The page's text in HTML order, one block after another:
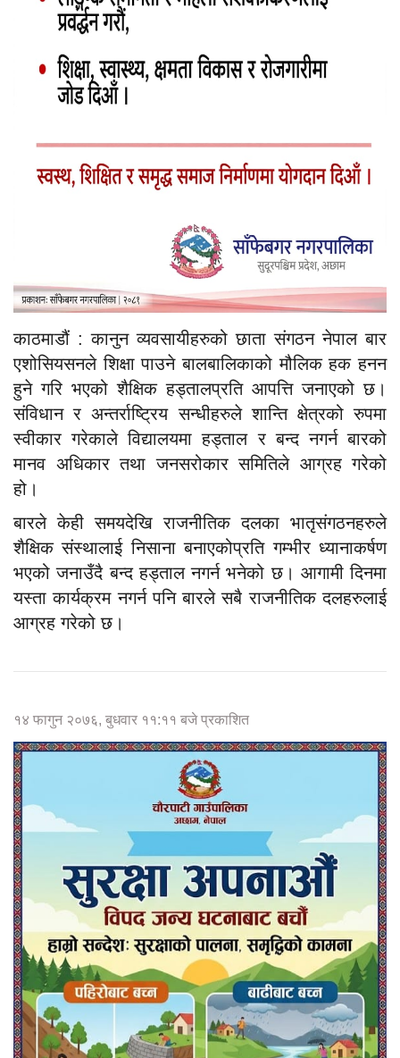
काठमाडौं : कानुन व्यवसायीहरुको छाता संगठन नेपाल बार
एशोसियसनले शिक्षा पाउने बालबालिकाको मौलिक हक हनन
हुने गरि भएको शैक्षिक हड्तालप्रति आपत्ति जनाएको छ।
संविधान र अन्तर्राष्ट्रिय सन्धीहरुले शान्ति क्षेत्रको रुपमा
स्वीकार गरेकाले विद्यालयमा हड्ताल र बन्द नगर्न बारको
मानव अधिकार तथा जनसरोकार समितिले आग्रह गरेको
हो।
बारले केही समयदेखि राजनीतिक दलका भातृसंगठनहरुले
शैक्षिक संस्थालाई निसाना बनाएकोप्रति गम्भीर ध्यानाकर्षण
भएको जनाउँदै बन्द हड्ताल नगर्न भनेको छ। आगामी दिनमा
यस्ता कार्यक्रम नगर्न पनि बारले सबै राजनीतिक दलहरुलाई
आग्रह गरेको छ।
१४ फागुन २०७६, बुधवार ११:११ बजे प्रकाशित